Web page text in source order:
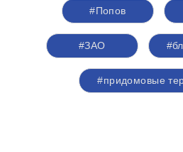
#Попов
#ЗАО
#придомовые